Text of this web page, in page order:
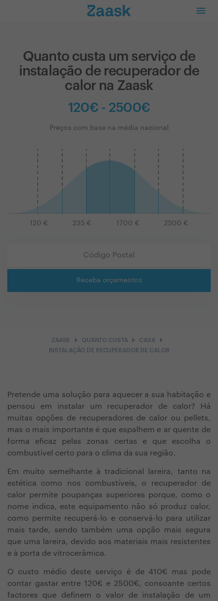
Quanto custa um serviço de
instalação de recuperador de
calor na Zaask
120€ - 2500€
Preços com base na média nacional
120 € 235 € 1700 € 2500 €
Receba orçamentos
ZAASK arrow_right QUANTO CUSTAarrow_right CASAarrow_right
INSTALAÇÃO DE RECUPERADOR DE CALOR
Pretende uma solução para aquecer a sua habitação e
pensou em instalar um recuperador de calor? Há
muitas opções de recuperadores de calor ou pellets,
mas o mais importante é que espalhem e ar quente de
forma eficaz pelas zonas certas e que escolha o
combustível certo para o clima da sua região.
Em muito semelhante à tradicional lareira, tanto na
estética como nos combustíveis, o recuperador de
calor permite poupanças superiores porque, como o
nome indica, este equipamento não só produz calor,
como permite recuperá-lo e conservá-lo para utilizar
mais tarde, sendo também uma opção mais segura
que uma lareira, devido aos materiais mais resistentes
e à porta de vitrocerâmica.
O custo médio deste serviço é de 410€ mas pode
contar gastar entre 120€ e 2500€, consoante certos
factores que definem o valor de instalação de um